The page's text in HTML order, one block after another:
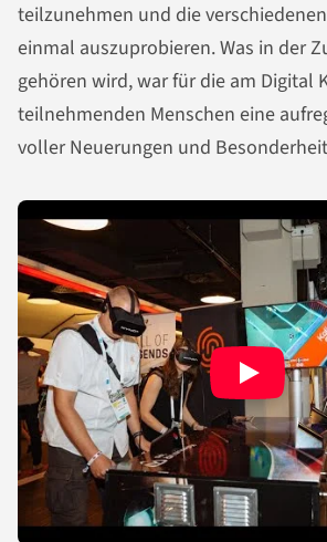
teilzunehmen und die
einmal auszuprobieren. Was in der
gehören wird, war für die am Digital
teilnehmenden Menschen eine
voller Neuerungen und